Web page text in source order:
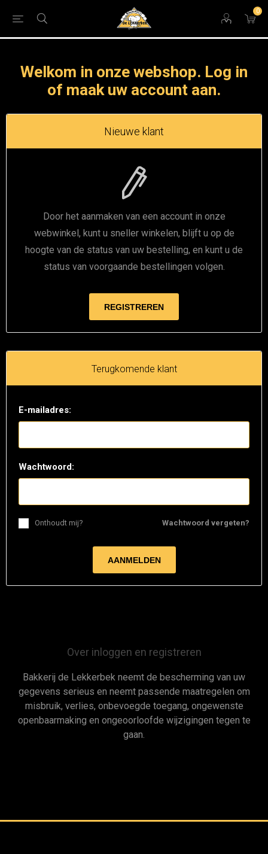
0
Welkom in onze webshop. Log in
of maak uw account aan.
Nieuwe klant
Door het aanmaken van een account in onze
webwinkel, kunt u sneller winkelen, blijft u op de
hoogte van de status van uw bestelling, en kunt u de
status van voorgaande bestellingen volgen.
Terugkomende klant
E-mailadres:
Wachtwoord:
Wachtwoord vergeten?
Onthoudt mij?
Over inloggen en registreren
Bakkerij de Lekkerbek neemt de bescherming van uw
gegevens serieus en neemt passende maatregelen om
misbruik, verlies, onbevoegde toegang, ongewenste
openbaarmaking en ongeoorloofde wijzigingen tegen te
gaan.